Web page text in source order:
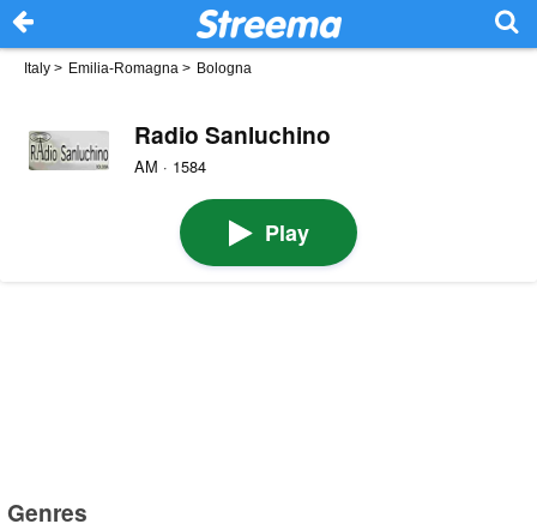
Italy > Emilia-Romagna > Bologna
Radio Sanluchino
AM · 1584
Play
Genres